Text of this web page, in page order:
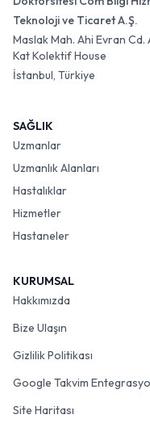
Teknoloji ve Ticaret A.Ş.
Maslak Mah. Ahi Evran Cd.
Kat Kolektif House
İstanbul, Türkiye
SAĞLIK
Uzmanlar
Uzmanlık Alanları
Hastalıklar
Hizmetler
Hastaneler
KURUMSAL
Hakkımızda
Bize Ulaşın
Gizlilik Politikası
Google Takvim
Site Haritası